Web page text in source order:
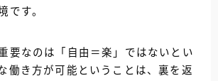
です。
要なのは「自由＝楽」ではないとい
働き方が可能ということは、裏を返